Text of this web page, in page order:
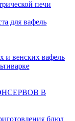
печи
для вафель
и венских вафель
В
блюд